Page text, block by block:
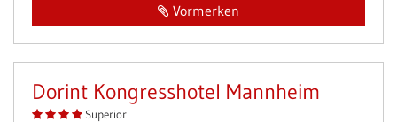
Vormerken
Dorint Kongresshotel Mannheim
Superior